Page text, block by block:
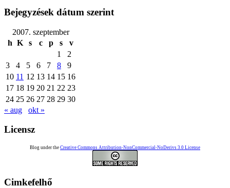
Bejegyzések dátum szerint
2007. szeptember
h K s c p s
v
1
2
3
4 5 6 7 8
9
10 11 12 13 14 15 16
17 18 19 20 21 22 23
24 25 26 27 28 29 30
« aug
okt »
Licensz
Blog under the Creative Commons Attribution-NonCommercial-NoDerivs 3.0 License
Cimkefelhő